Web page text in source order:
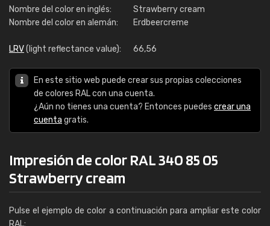
Nombre del color en inglés:
Strawberry cream
Nombre del color en alemán:
Erdbeercreme
LRV(light reflectance value): 66,56
En este sitio web puede crear sus propias colecciones
de colores RAL con una cuenta.
¿Aún no tienes una cuenta? Entonces puedes crear una
cuenta gratis.
Impresión de color RAL 340 85 05
Strawberry cream
Pulse el ejemplo de color a continuación para ampliar este color
RAL: